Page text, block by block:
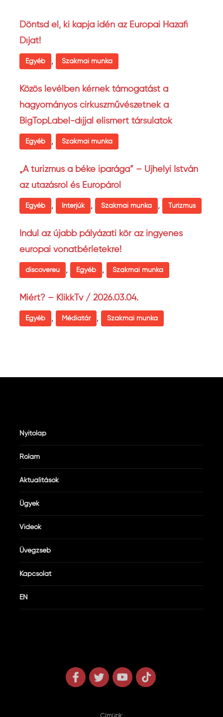
Döntsd el, ki kapja idén az Európai Hazafi
Díjat!
Egyéb , Szakmai munka
Közös levélben kérnek támogatást a
hagyományos cirkuszművészetnek a
BigTopLabel-díjjal elismert társulatok
Egyéb , Szakmai munka
„A turizmus a béke iparága” – Ujhelyi István
az utazásról és Európáról
Egyéb , Interjúk , Szakmai munka , Turizmus
Indul az újabb pályázati kör az ingyenes
európai vonatbérletekre!
discovereu , Egyéb , Szakmai munka
Miért? – KlikkTv / 2026.03.04.
Egyéb , Médiatár , Szakmai munka
Nyitólap
Rólam
Aktualitások
Ügyek
Videók
Üvegzseb
Kapcsolat
EN